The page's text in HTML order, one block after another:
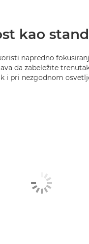
kao
napredno
da zabeležite
i pri nezgodnom